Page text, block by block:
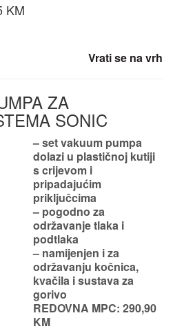
KM
Vrati se na vrh
ZA
SONIC
– set vakuum pumpa
dolazi u plastičnoj kutiji
s crijevom i
pripadajućim
priključcima
– pogodno za
održavanje tlaka i
podtlaka
– namijenjen i za
održavanju kočnica,
kvačila i sustava za
gorivo
REDOVNA MPC: 290,90
KM